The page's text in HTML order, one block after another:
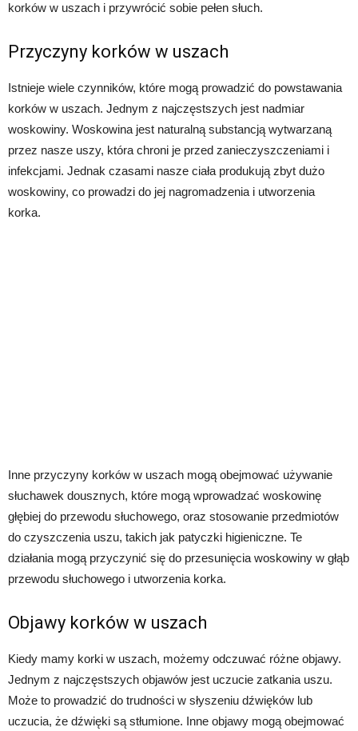
korków w uszach i przywrócić sobie pełen słuch.
Przyczyny korków w uszach
Istnieje wiele czynników, które mogą prowadzić do powstawania
korków w uszach. Jednym z najczęstszych jest nadmiar
woskowiny. Woskowina jest naturalną substancją wytwarzaną
przez nasze uszy, która chroni je przed zanieczyszczeniami i
infekcjami. Jednak czasami nasze ciała produkują zbyt dużo
woskowiny, co prowadzi do jej nagromadzenia i utworzenia
korka.
Inne przyczyny korków w uszach mogą obejmować używanie
słuchawek dousznych, które mogą wprowadzać woskowinę
głębiej do przewodu słuchowego, oraz stosowanie przedmiotów
do czyszczenia uszu, takich jak patyczki higieniczne. Te
działania mogą przyczynić się do przesunięcia woskowiny w głąb
przewodu słuchowego i utworzenia korka.
Objawy korków w uszach
Kiedy mamy korki w uszach, możemy odczuwać różne objawy.
Jednym z najczęstszych objawów jest uczucie zatkania uszu.
Może to prowadzić do trudności w słyszeniu dźwięków lub
uczucia, że dźwięki są stłumione. Inne objawy mogą obejmować